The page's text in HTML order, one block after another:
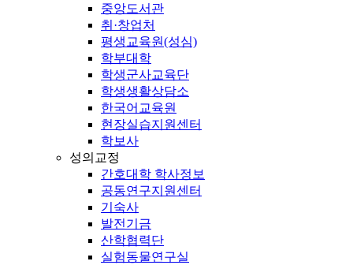
중앙도서관
취·창업처
평생교육원(성심)
학부대학
학생군사교육단
학생생활상담소
한국어교육원
현장실습지원센터
학보사
성의교정
간호대학 학사정보
공동연구지원센터
기숙사
발전기금
산학협력단
실험동물연구실